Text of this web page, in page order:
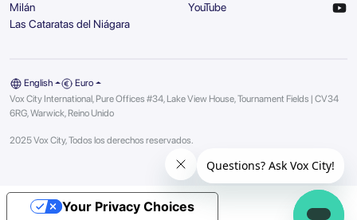
Milán
Las Cataratas del Niágara
YouTube
English
Euro
Vox City International, Pure Offices #34, Lake View House, Tournament Fields | CV34
6RG, Warwick, Reino Unido
2025 Vox City, Todos los derechos reservados.
Your Privacy Choices